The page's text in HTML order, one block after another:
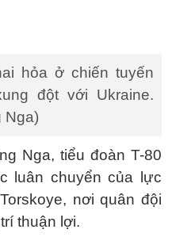
hỏa ở chiến tuyến
đột với Ukraine.
Nga)
Nga, tiểu đoàn T-80
luân chuyển của lực
nơi quân đội
thuận lợi.